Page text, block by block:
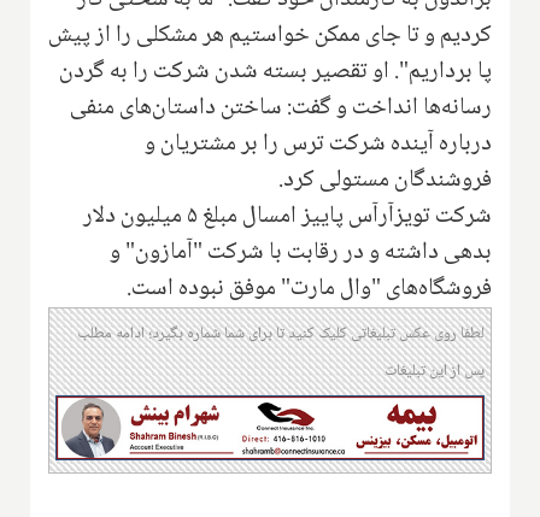
کردیم و تا جای ممکن خواستیم هر مشکلی را از پیش
پا برداریم". او تقصیر بسته شدن شرکت را به گردن
رسانه‌ها انداخت و گفت: ساختن داستان‌های منفی
درباره آینده شرکت ترس را بر‌ مشتریان و
فروشندگان مستولی کرد.
شرکت تویزآرآس پاییز امسال مبلغ ۵ میلیون دلار
بدهی داشته و در رقابت با شرکت "آمازون" و
فروشگاه‌های "وال مارت" موفق نبوده است.
لطفا روی عکس تبلیغاتی کلیک کنید تا برای شما شماره بگیرد؛ ادامه مطلب
پس از این تبلیغات